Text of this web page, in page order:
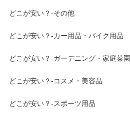
どこが安い？-その他
どこが安い？-カー用品・バイク用品
どこが安い？-ガーデニング・家庭菜園
どこが安い？-コスメ・美容品
どこが安い？-スポーツ用品